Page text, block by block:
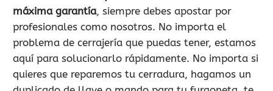
máxima garantía, siempre debes apostar por
profesionales como nosotros. No importa el
problema de cerrajería que puedas tener, estamos
aquí para solucionarlo rápidamente. No importa si
quieres que reparemos tu cerradura, hagamos un